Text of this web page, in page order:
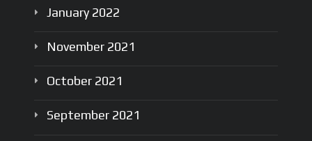
January 2022
November 2021
October 2021
September 2021